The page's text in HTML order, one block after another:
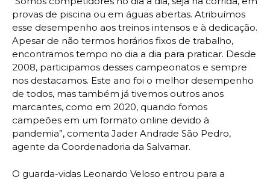
provas de piscina ou em águas abertas. Atribuímos
esse desempenho aos treinos intensos e à dedicação.
Apesar de não termos horários fixos de trabalho,
encontramos tempo no dia a dia para praticar. Desde
2008, participamos desses campeonatos e sempre
nos destacamos. Este ano foi o melhor desempenho
de todos, mas também já tivemos outros anos
marcantes, como em 2020, quando fomos
campeões em um formato online devido à
pandemia”, comenta Jader Andrade São Pedro,
agente da Coordenadoria da Salvamar.
O guarda-vidas Leonardo Veloso entrou para a